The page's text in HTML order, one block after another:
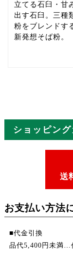
立てる石臼・甘
出す石臼。三種
粉をブレンドす
新発想そば粉。
ショッピング
送
お支払い方法
■代金引換
品代5,400円未満…